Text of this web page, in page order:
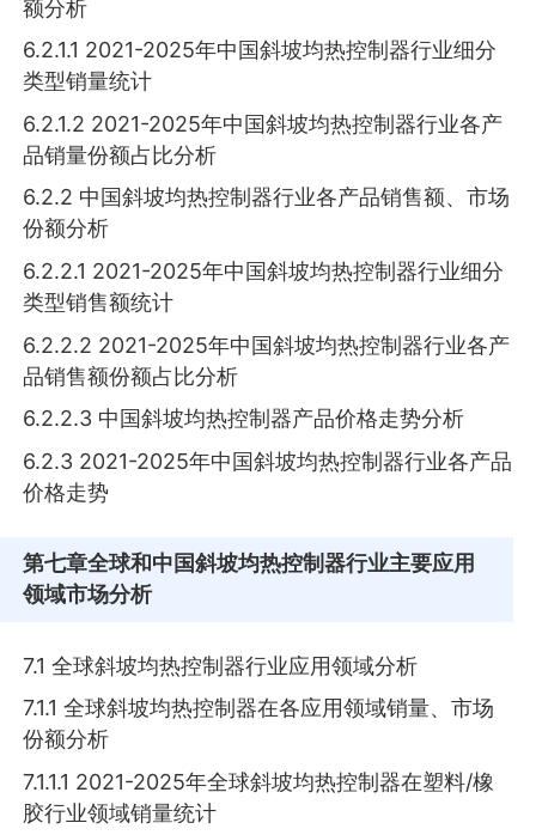
额分析
6.2.1.1 2021-2025年中国斜坡均热控制器行业细分
类型销量统计
6.2.1.2 2021-2025年中国斜坡均热控制器行业各产
品销量份额占比分析
6.2.2 中国斜坡均热控制器行业各产品销售额、市场
份额分析
6.2.2.1 2021-2025年中国斜坡均热控制器行业细分
类型销售额统计
6.2.2.2 2021-2025年中国斜坡均热控制器行业各产
品销售额份额占比分析
6.2.2.3 中国斜坡均热控制器产品价格走势分析
6.2.3 2021-2025年中国斜坡均热控制器行业各产品
价格走势
第七章全球和中国斜坡均热控制器行业主要应用
领域市场分析
7.1 全球斜坡均热控制器行业应用领域分析
7.1.1 全球斜坡均热控制器在各应用领域销量、市场
份额分析
7.1.1.1 2021-2025年全球斜坡均热控制器在塑料/橡
胶行业领域销量统计